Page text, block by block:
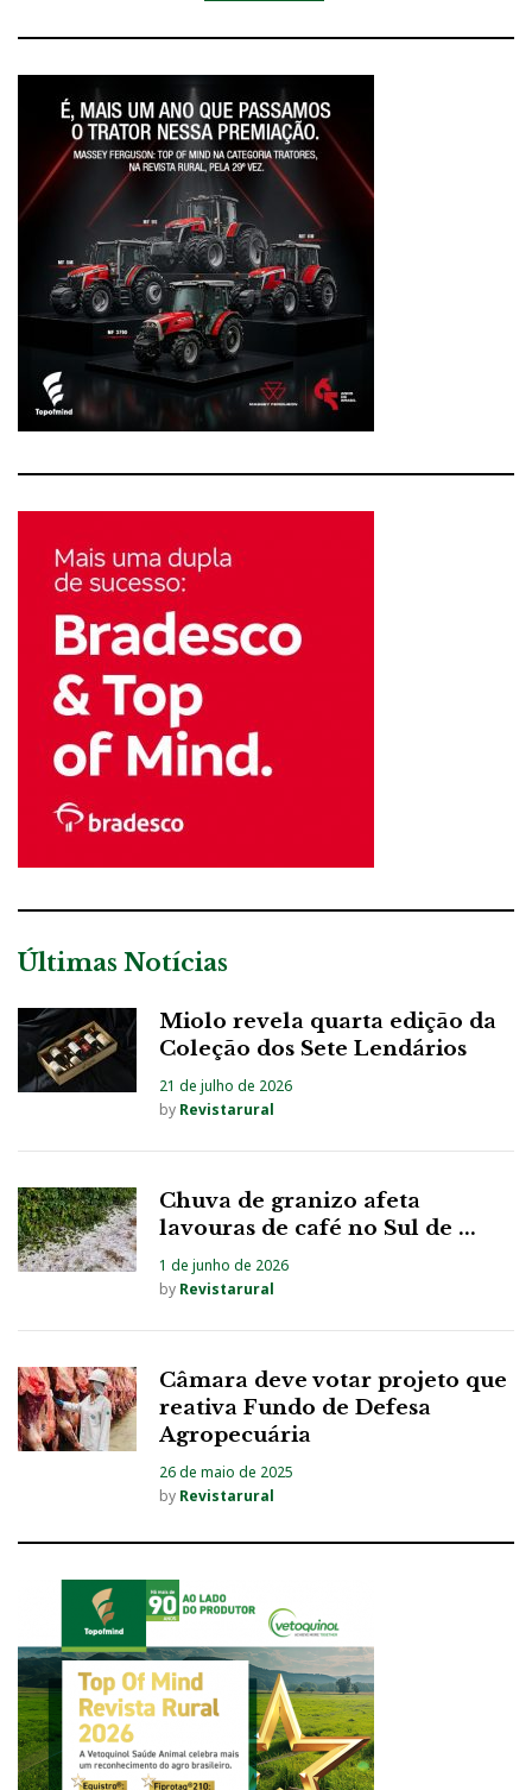
Últimas Notícias
Miolo revela quarta edição da
Coleção dos Sete Lendários
21 de julho de 2026
by Revistarural
Chuva de granizo afeta
lavouras de café no Sul de ...
1 de junho de 2026
by Revistarural
Câmara deve votar projeto que
reativa Fundo de Defesa
Agropecuária
26 de maio de 2025
by Revistarural